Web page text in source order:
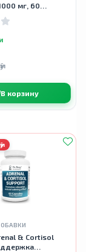
мг, 60
В корзину
& Cortisol